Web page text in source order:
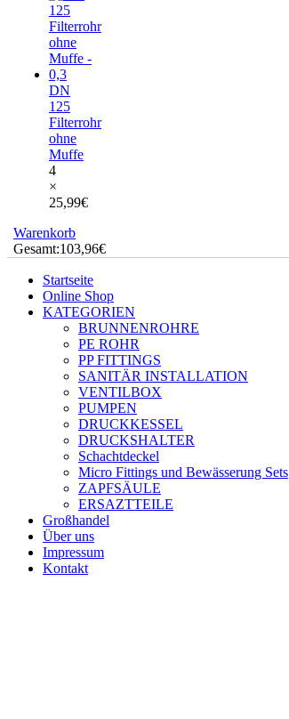
DN
125
Filterrohr
ohne
Muffe
4
×
25,99€
Warenkorb
Gesamt:103,96€
Startseite
Online Shop
KATEGORIEN
BRUNNENROHRE
PE ROHR
PP FITTINGS
SANITÄR INSTALLATION
VENTILBOX
PUMPEN
DRUCKKESSEL
DRUCKSHALTER
Schachtdeckel
Micro Fittings und Bewässerung Sets
ZAPFSÄULE
ERSAZTTEILE
Großhandel
Über uns
Impressum
Kontakt